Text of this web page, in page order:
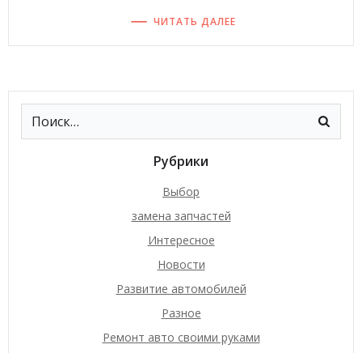
ЧИТАТЬ ДАЛЕЕ
Рубрики
Выбор
замена запчастей
Интересное
Новости
Развитие автомобилей
Разное
Ремонт авто своими руками